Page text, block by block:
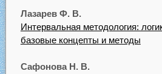
Лазарев Ф. В.
Интервальная методология:
базовые концепты и методы
Сафонова Н. В.